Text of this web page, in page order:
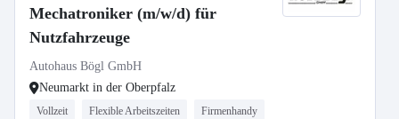
Mechatroniker (m/w/d) für
Nutzfahrzeuge
Autohaus Bögl GmbH
Neumarkt in der Oberpfalz
Vollzeit Flexible Arbeitszeiten Firmenhandy